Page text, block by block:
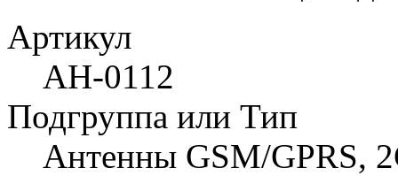
Артикул
АН-0112
Подгруппа или Тип
Антенны GSM/GPRS,